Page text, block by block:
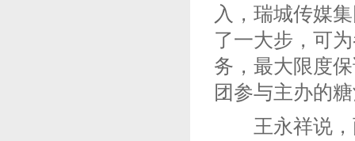
入，瑞城传媒
了一大步，可
务，最大限度
团参与主办的
王永祥说，